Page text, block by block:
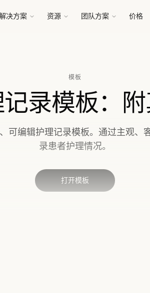
决方案 资源 团队方案 价格
模板
录模板：
可编辑护理记录模板。通过主观、
录患者护理情况。
打开模板